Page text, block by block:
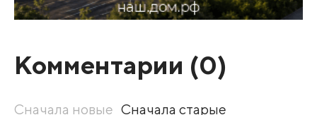
Комментарии (0)
Сначала новые Сначала старые